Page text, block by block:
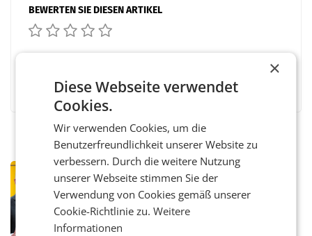
BEWERTEN SIE DIESEN ARTIKEL
PRIMENEWS
Österreichische Post: Umsatzplus im
ersten Halbjahr trotz schwachem
Briefgeschäft
WIEN Die Österreichische Post AG hat im
ersten Halbjahr 2026 einen Konzernumsatz
×
Diese Webseite verwendet
Cookies.
Wir verwenden Cookies, um die
Benutzerfreundlichkeit unserer Website zu
verbessern. Durch die weitere Nutzung
unserer Webseite stimmen Sie der
Verwendung von Cookies gemäß unserer
Cookie-Richtlinie zu.Weitere
Informationen